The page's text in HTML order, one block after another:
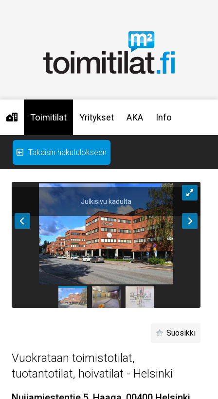
Toimitilat Yritykset AKA Info
Takaisin hakutulokseen
Julkisivu kadulta
Suosikki
Vuokrataan toimistotilat,
tuotantotilat, hoivatilat - Helsinki